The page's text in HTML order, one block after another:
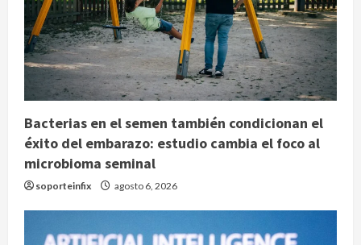
Bacterias en el semen también condicionan el
éxito del embarazo: estudio cambia el foco al
microbioma seminal
soporteinfix agosto 6, 2026